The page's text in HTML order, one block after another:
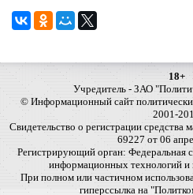
18+
Учредитель - ЗАО
© Информационный сайт
2001-
Свидетельство о регистрации
69227 от 06
Регистрирующий орган: Федеральная
информационных технологий
При полном или частичном
гиперссылка на